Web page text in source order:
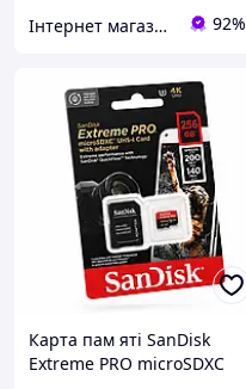
Інтернет магазин "My Car Store" 92%
Карта пам яті SanDisk
Extreme PRO microSDXC